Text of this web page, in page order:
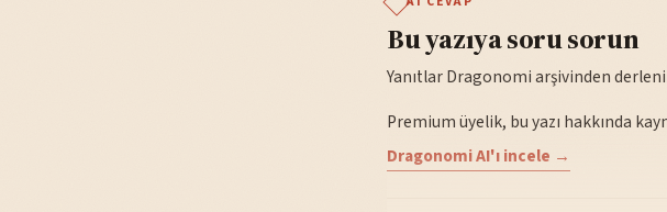
Bu yazıya soru sorun
Yanıtlar Dragonomi arşivinden
Premium üyelik, bu yazı hakkında
Dragonomi AI'ı incele →